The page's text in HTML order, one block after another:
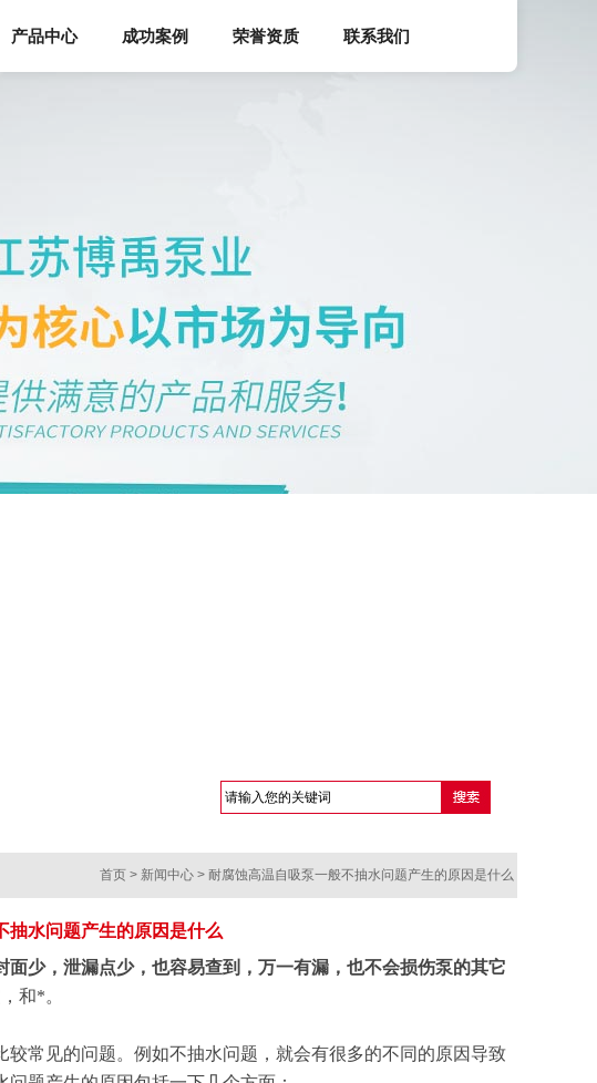
产品中心 成功案例 荣誉资质 联系我们
首页 > 新闻中心 > 耐腐蚀高温自吸泵一般不抽水问题产生的原因是什么
抽水问题产生的原因是什么
面少，泄漏点少，也容易查到，万一有漏，也不会损伤泵的其它
和*。
见的问题。例如不抽水问题，就会有很多的不同的原因导致